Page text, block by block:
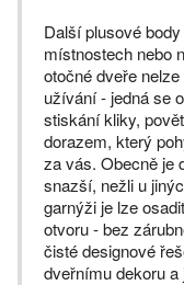
Další plusové
místnostech nebo
otočné dveře
užívání - jedná se
stiskání kliky,
dorazem, který
za vás. Obecně je
snazší, nežli u
garnýži je lze
otvoru - bez
čisté designové
dveřnímu dekoru